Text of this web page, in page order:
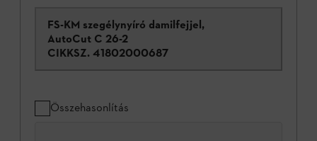
FS-KM szegélynyíró damilfejjel,
AutoCut C 26-2
CIKKSZ. 41802000687
Összehasonlítás